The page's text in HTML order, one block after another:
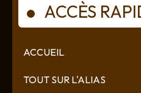
ACCÈS
ACCUEIL
TOUT SUR L'ALIAS